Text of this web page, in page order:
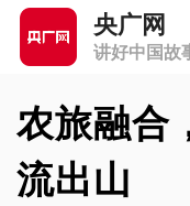
央广网
讲好中国故
农旅融合
流出山